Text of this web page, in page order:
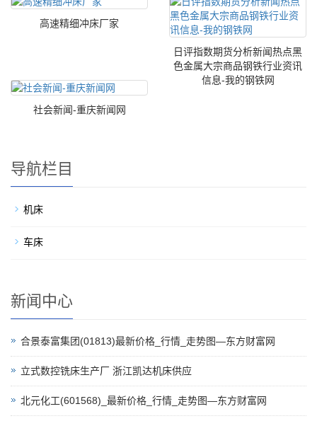
高速精细冲床厂家
日评指数期货分析新闻热点黑
色金属大宗商品钢铁行业资讯
信息-我的钢铁网
社会新闻-重庆新闻网
导航栏目
机床
车床
新闻中心
合景泰富集团(01813)最新价格_行情_走势图—东方财富网
立式数控铣床生产厂 浙江凯达机床供应
北元化工(601568)_最新价格_行情_走势图—东方财富网